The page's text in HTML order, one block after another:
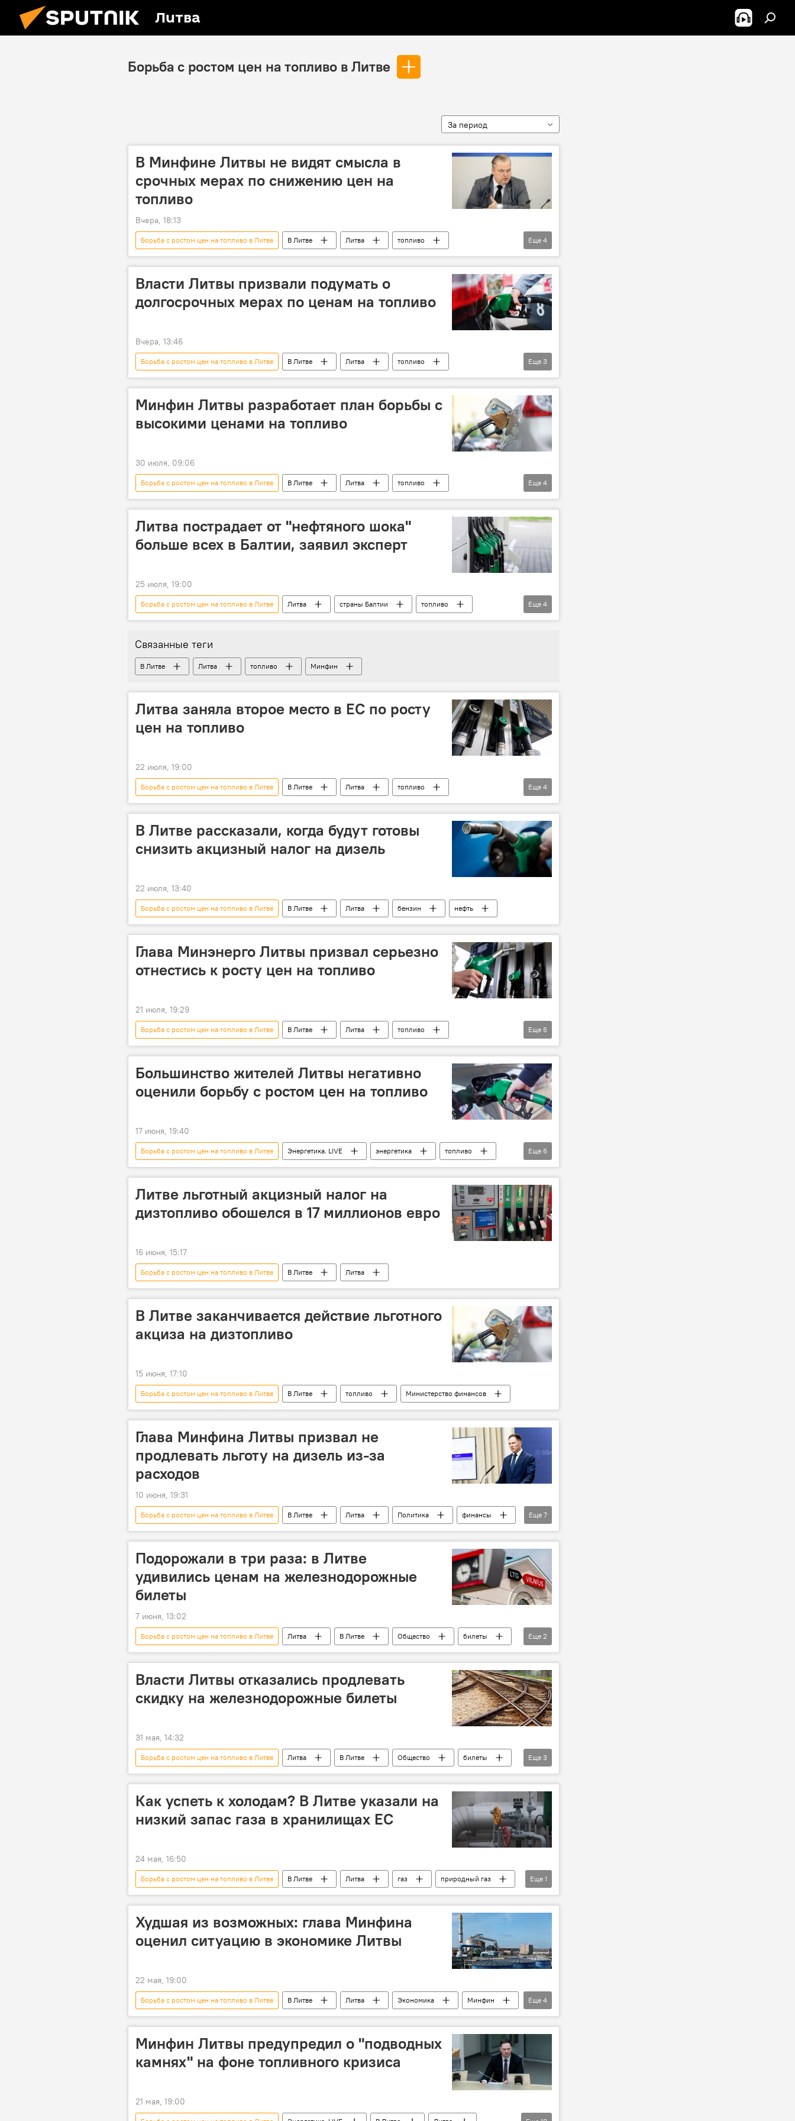
Литва
Борьба с ростом цен на топливо в Литве
За период
В Минфине Литвы не видят смысла в
срочных мерах по снижению цен на
топливо
Вчера, 18:13
Борьба с ростом цен на топливо в Литве В Литве Литва
топливо
цены на топливо
Минфин финансы налоги
Еще 4
Власти Литвы призвали подумать о
долгосрочных мерах по ценам на топливо
Вчера, 13:46
Борьба с ростом цен на топливо в Литве В Литве Литва
топливо
цены на топливо
налоги рост цен
Еще 3
Минфин Литвы разработает план борьбы с
высокими ценами на топливо
30 июля, 09:06
Борьба с ростом цен на топливо в Литве В Литве Литва
топливо
цены на топливо
Минфин финансы Политика
Еще 4
Литва пострадает от "нефтяного шока"
больше всех в Балтии, заявил эксперт
25 июля, 19:00
Борьба с ростом цен на топливо в Литве Литва страны Балтии
топливо
цены на топливо
Общество рост цен инфляция
Еще 4
Связанные теги
В Литве Литва топливо Минфин
Литва заняла второе место в ЕС по росту
цен на топливо
22 июля, 19:00
Борьба с ростом цен на топливо в Литве В Литве Литва
топливо
цены на топливо
Евросоюз (ЕС) рост цен бензин
Еще 4
В Литве рассказали, когда будут готовы
снизить акцизный налог на дизель
22 июля, 13:40
Борьба с ростом цен на топливо в Литве В Литве Литва бензин нефть
Глава Минэнерго Литвы призвал серьезно
отнестись к росту цен на топливо
21 июля, 19:29
Борьба с ростом цен на топливо в Литве В Литве Литва
топливо
дизельное топливо
цены на топливо Минэнерго рост цен
топливо
Еще 6
Большинство жителей Литвы негативно
оценили борьбу с ростом цен на топливо
17 июня, 19:40
Борьба с ростом цен на топливо в Литве Энергетика. LIVE энергетика
топливо
Литва
В Литве Экономика рост цен опрос Общество
Еще 6
Литве льготный акцизный налог на
дизтопливо обошелся в 17 миллионов евро
16 июня, 15:17
Борьба с ростом цен на топливо в Литве В Литве Литва
В Литве заканчивается действие льготного
акциза на дизтопливо
15 июня, 17:10
Борьба с ростом цен на топливо в Литве В Литве топливо Министерство финансов
Глава Минфина Литвы призвал не
продлевать льготу на дизель из-за
расходов
10 июня, 19:31
Борьба с ростом цен на топливо в Литве В Литве Литва Политика
финансы
Криступас Вайтекунас
топливо дизельное топливо
цены на топливо
Еще 7
Подорожали в три раза: в Литве
удивились ценам на железнодорожные
билеты
7 июня, 13:02
Борьба с ростом цен на топливо в Литве Литва В Литве Общество
билеты
железные дороги
скидки
Еще 2
Власти Литвы отказались продлевать
скидку на железнодорожные билеты
31 мая, 14:32
Борьба с ростом цен на топливо в Литве Литва В Литве Общество
билеты
жители
скидки железная дорога
Еще 3
Как успеть к холодам? В Литве указали на
низкий запас газа в хранилищах ЕС
24 мая, 16:50
Борьба с ростом цен на топливо в Литве В Литве Литва газ
природный газ
СПГ
Еще 1
Худшая из возможных: глава Минфина
оценил ситуацию в экономике Литвы
22 мая, 19:00
Борьба с ростом цен на топливо в Литве В Литве Литва Экономика
Минфин
Криступас Вайтекунас
Евросоюз (ЕС)
финансы
Еще 4
Минфин Литвы предупредил о "подводных
камнях" на фоне топливного кризиса
21 мая, 19:00